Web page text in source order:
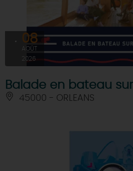
08
AOÛT
2026
Balade en bateau
45000 - ORLEANS